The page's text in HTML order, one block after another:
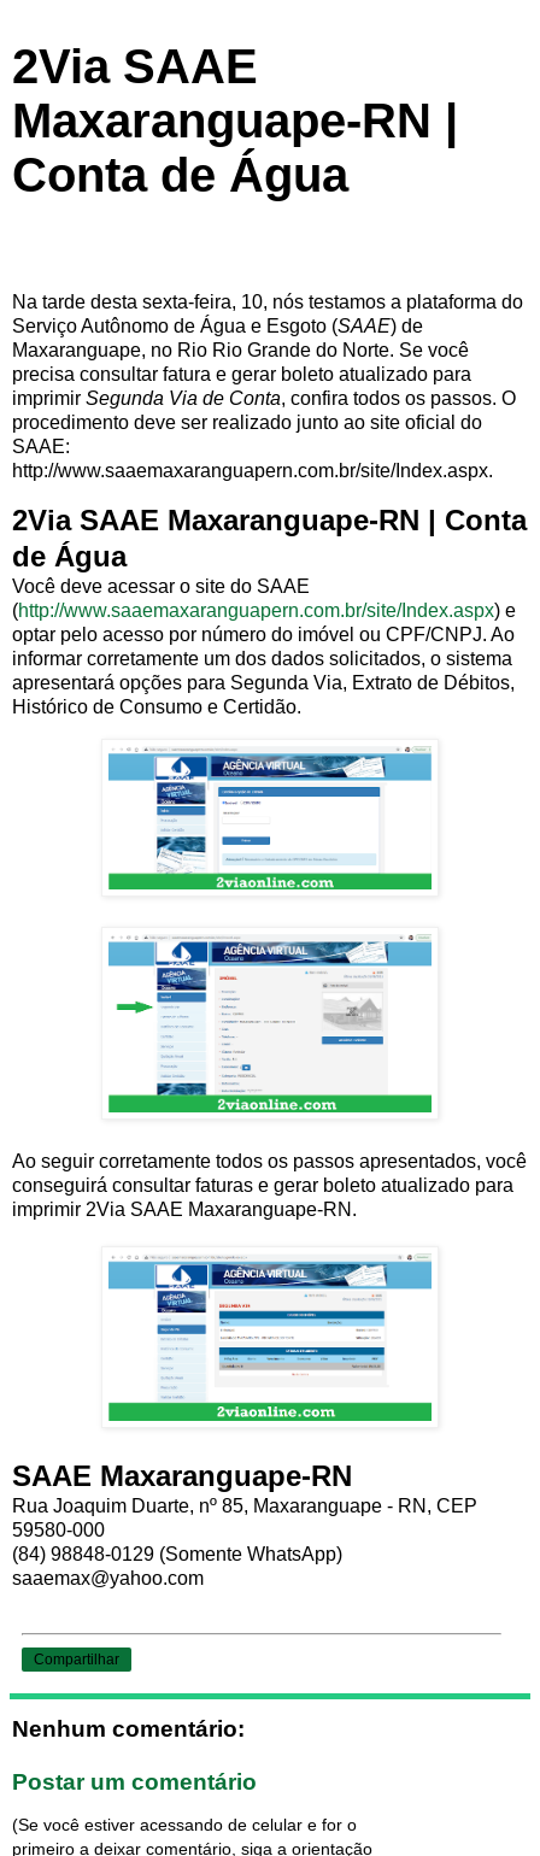
2Via SAAE
Maxaranguape-RN |
Conta de Água
Na tarde desta sexta-feira, 10, nós testamos a plataforma do
Serviço Autônomo de Água e Esgoto (SAAE) de
Maxaranguape, no Rio Rio Grande do Norte. Se você
precisa consultar fatura e gerar boleto atualizado para
imprimir Segunda Via de Conta, confira todos os passos. O
procedimento deve ser realizado junto ao site oficial do
SAAE:
http://www.saaemaxaranguapern.com.br/site/Index.aspx.
2Via SAAE Maxaranguape-RN | Conta
de Água
Você deve acessar o site do SAAE
(http://www.saaemaxaranguapern.com.br/site/Index.aspx) e
optar pelo acesso por número do imóvel ou CPF/CNPJ. Ao
informar corretamente um dos dados solicitados, o sistema
apresentará opções para Segunda Via, Extrato de Débitos,
Histórico de Consumo e Certidão.
Ao seguir corretamente todos os passos apresentados, você
conseguirá consultar faturas e gerar boleto atualizado para
imprimir 2Via SAAE Maxaranguape-RN.
SAAE Maxaranguape-RN
Rua Joaquim Duarte, nº 85, Maxaranguape - RN, CEP
59580-000
(84) 98848-0129 (Somente WhatsApp)
saaemax@yahoo.com
Compartilhar
Nenhum comentário:
Postar um comentário
(Se você estiver acessando de celular e for o
primeiro a deixar comentário, siga a orientação